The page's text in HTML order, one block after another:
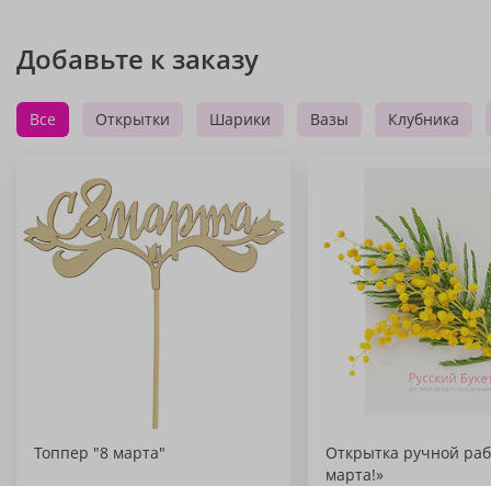
Добавьте к заказу
Все Открытки Шарики Вазы Клубника
Топпер "8 марта"
Открытка ручной
марта!»